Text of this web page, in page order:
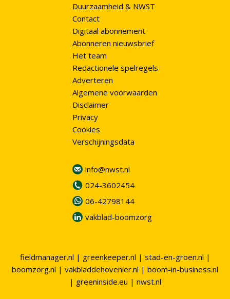
Duurzaamheid & NWST
Contact
Digitaal abonnement
Abonneren nieuwsbrief
Het team
Redactionele spelregels
Adverteren
Algemene voorwaarden
Disclaimer
Privacy
Cookies
Verschijningsdata
info@nwst.nl
024-3602454
06-42798144
vakblad-boomzorg
fieldmanager.nl | greenkeeper.nl | stad-en-groen.nl |
boomzorg.nl | vakbladdehovenier.nl | boom-in-business.nl
| greeninside.eu | nwst.nl